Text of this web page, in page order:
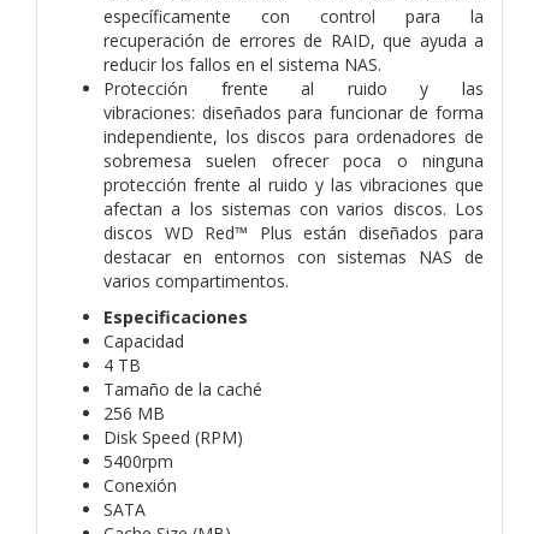
específicamente con control para la
recuperación de errores de RAID, que ayuda a
reducir los fallos en el sistema NAS.
Protección frente al ruido y las
vibraciones: diseñados para funcionar de forma
independiente, los discos para ordenadores de
sobremesa suelen ofrecer poca o ninguna
protección frente al ruido y las vibraciones que
afectan a los sistemas con varios discos. Los
discos WD Red™ Plus están diseñados para
destacar en entornos con sistemas NAS de
varios compartimentos.
Especificaciones
Capacidad
4 TB
Tamaño de la caché
256 MB
Disk Speed (RPM)
5400rpm
Conexión
SATA